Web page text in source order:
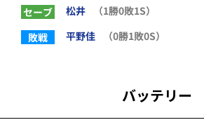
セーブ
松井
（1勝0敗1S）
敗戦
平野佳 （0勝1敗0S）
バッテリー